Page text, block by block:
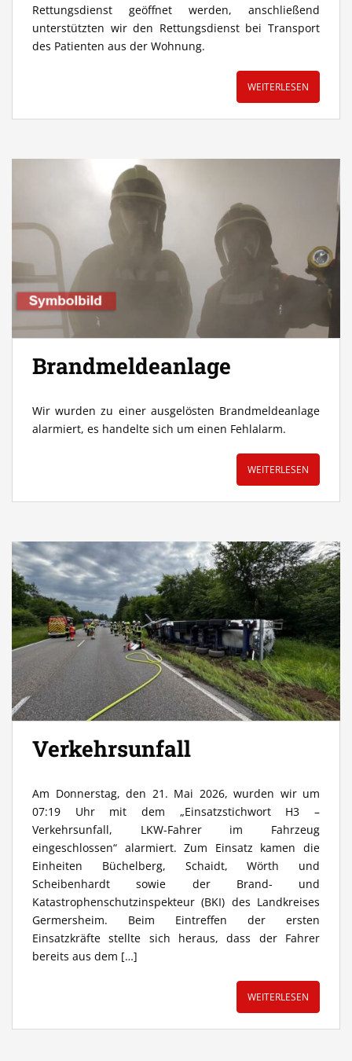
Rettungsdienst geöffnet werden, anschließend
unterstützten wir den Rettungsdienst bei Transport
des Patienten aus der Wohnung.
WEITERLESEN
Brandmeldeanlage
Wir wurden zu einer ausgelösten Brandmeldeanlage
alarmiert, es handelte sich um einen Fehlalarm.
WEITERLESEN
Verkehrsunfall
Am Donnerstag, den 21. Mai 2026, wurden wir um
07:19 Uhr mit dem „Einsatzstichwort H3 –
Verkehrsunfall, LKW-Fahrer im Fahrzeug
eingeschlossen“ alarmiert. Zum Einsatz kamen die
Einheiten Büchelberg, Schaidt, Wörth und
Scheibenhardt sowie der Brand- und
Katastrophenschutzinspekteur (BKI) des Landkreises
Germersheim. Beim Eintreffen der ersten
Einsatzkräfte stellte sich heraus, dass der Fahrer
bereits aus dem […]
WEITERLESEN